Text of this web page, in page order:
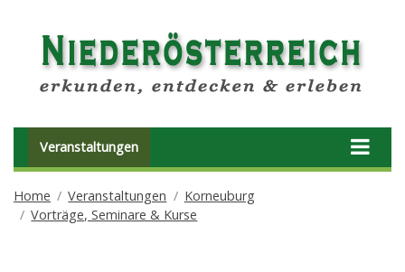
Veranstaltungen
Home Veranstaltungen
Korneuburg
Vorträge, Seminare & Kurse